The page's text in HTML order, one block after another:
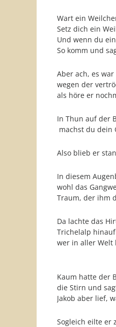
Wart ein
Setz dich ein
Und wenn du
So komm und
Aber ach, es
wegen der
als höre er
In Thun auf der
machst du dein
Also blieb er
In diesem
wohl das
Traum, der ihm
Da lachte das
Trichelalp
wer in aller Welt
Kaum hatte der
die Stirn und
Jakob aber lief,
Sogleich eilte er